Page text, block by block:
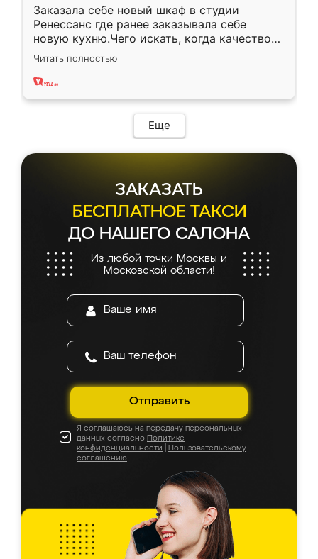
Заказала себе новый шкаф в студии
Ренессанс где ранее заказывала себе
новую кухню.Чего искать, когда качеством
вполне довольна. Служит кухня уже почти
два года, нареканий нет.
Читать полностью
Еще
ЗАКАЗАТЬ
БЕСПЛАТНОЕ ТАКСИ
ДО НАШЕГО САЛОНА
Из любой точки Москвы и
Московской области!
Отправить
Я соглашаюсь на передачу персональных
данных согласно Политике
конфиденциальности
Пользовательскому
соглашению